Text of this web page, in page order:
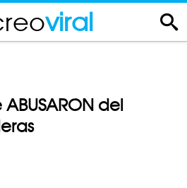
viral
del